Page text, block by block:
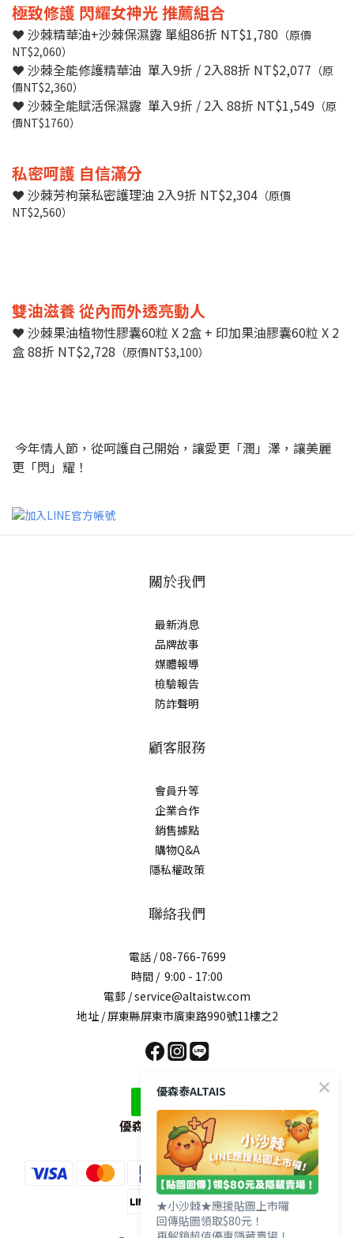
極致修護 閃耀女神光 推薦組合
❤ 沙棘精華油+沙棘保濕露 單組86折 NT$1,780 （原價
NT$2,060）
❤ 沙棘全能修護精華油 單入9折 / 2入88折 NT$2,077 （原
價NT$2,360）
❤ 沙棘全能賦活保濕露 單入9折 / 2入 88折 NT$1,549 （原
價NT$1760）
私密呵護 自信滿分
❤ 沙棘芳枸葉私密護理油 2入9折 NT$2,304 （原價
NT$2,560）
雙油滋養 從內而外透亮動人
❤ 沙棘果油植物性膠囊60粒 X 2盒 + 印加果油膠囊60粒 X 2
盒 88折 NT$2,728 （原價NT$3,100）
今年情人節，從呵護自己開始，讓愛更「潤」澤，讓美麗
更「閃」耀！
關於我們
最新消息
品牌故事
媒體報導
檢驗報告
防詐聲明
顧客服務
會員升等
企業合作
銷售據點
購物Q&A
隱私權政策
聯絡我們
電話 / 08-766-7699
時間 / 9:00 - 17:00
電郵 / service@altaistw.com
地址 / 屏東縣屏東市廣東路990號11樓之2
優森泰LINE官方帳號
優森泰ALTAIS
★小沙棘★應援貼圖上市囉
回傳貼圖領取$80元！